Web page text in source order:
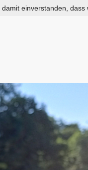
einverstanden, dass